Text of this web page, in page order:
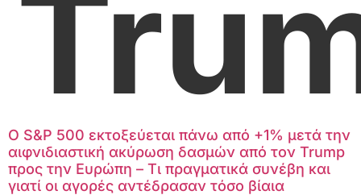
Ο S&P 500 εκτοξεύεται πάνω από +1% μετά την
αιφνιδιαστική ακύρωση δασμών από τον Trump
προς την Ευρώπη – Τι πραγματικά συνέβη και
γιατί οι αγορές αντέδρασαν τόσο βίαια